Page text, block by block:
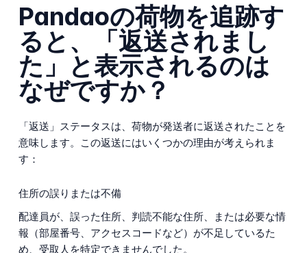
Pandaoの荷物を追跡す
ると、「返送されまし
た」と表示されるのは
なぜですか？
「返送」ステータスは、荷物が発送者に返送されたことを
意味します。この返送にはいくつかの理由が考えられま
す：
住所の誤りまたは不備
配達員が、誤った住所、判読不能な住所、または必要な情
報（部屋番号、アクセスコードなど）が不足しているた
め、受取人を特定できませんでした。